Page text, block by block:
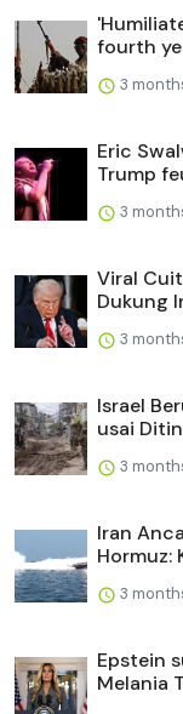
fourth
3
Eric
Trump
3
Viral
Dukung
3
Israel
usai
3
Iran
Hormuz:
3
Epstein
Melania